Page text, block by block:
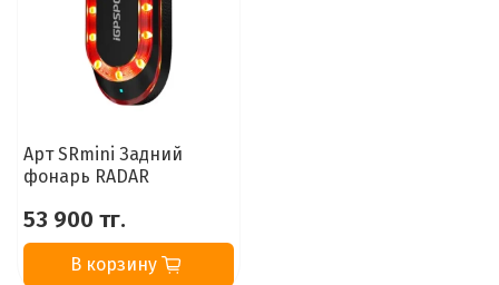
Арт SRmini Задний
фонарь RADAR
53 900 тг.
В корзину